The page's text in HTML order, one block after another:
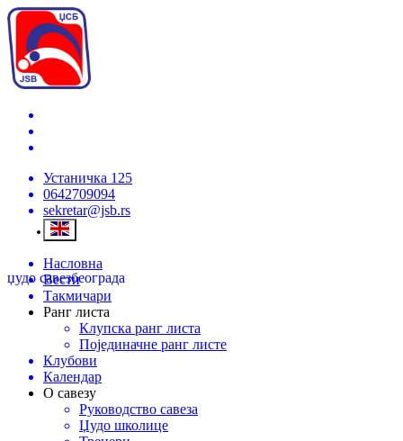
Устаничка 125
0642709094
sekretar@jsb.rs
џудо савезбеограда
Насловна
Вести
Такмичари
Ранг листа
Клупска ранг листа
Појединачне ранг листе
Клубови
Календар
О савезу
Руководство савеза
Џудо школице